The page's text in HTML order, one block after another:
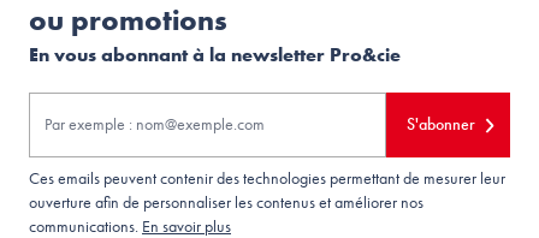
ou promotions
En vous abonnant à la newsletter Pro&cie
S'abonner
Ces emails peuvent contenir des technologies permettant de mesurer leur
ouverture afin de personnaliser les contenus et améliorer nos
communications. En savoir plus